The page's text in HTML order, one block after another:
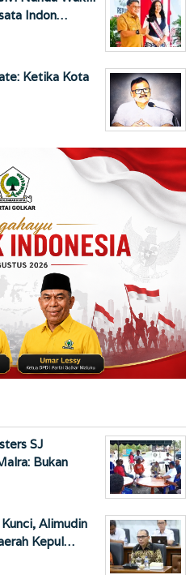
Indon…
Ketika Kota
SJ
Bukan
Alimudin
Kepul…